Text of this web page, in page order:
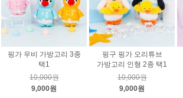
핑가 우비 가방고리 3종
택1
10,000원
9,000원
핑구 핑가 오리튜브
가방고리 인형 2종 택1
10,000원
9,000원